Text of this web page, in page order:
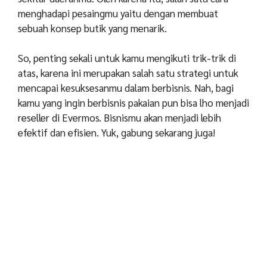
menghadapi pesaingmu yaitu dengan membuat
sebuah konsep butik yang menarik.
So, penting sekali untuk kamu mengikuti trik-trik di
atas, karena ini merupakan salah satu strategi untuk
mencapai kesuksesanmu dalam berbisnis. Nah, bagi
kamu yang ingin berbisnis pakaian pun bisa lho menjadi
reseller di Evermos. Bisnismu akan menjadi lebih
efektif dan efisien. Yuk, gabung sekarang juga!